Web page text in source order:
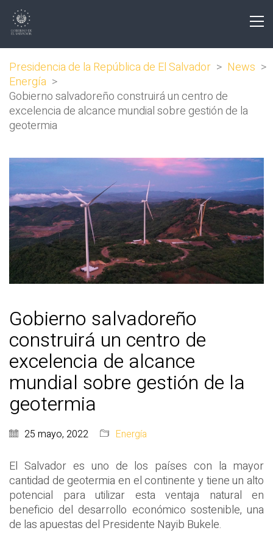
Presidencia de la República de El Salvador > News >
Energía >
Gobierno salvadoreño construirá un centro de
excelencia de alcance mundial sobre gestión de la
geotermia
Gobierno salvadoreño
construirá un centro de
excelencia de alcance
mundial sobre gestión de la
geotermia
25 mayo, 2022 Energía
El Salvador es uno de los países con la mayor
cantidad de geotermia en el continente y tiene un alto
potencial para utilizar esta ventaja natural en
beneficio del desarrollo económico sostenible, una
de las apuestas del Presidente Nayib Bukele.